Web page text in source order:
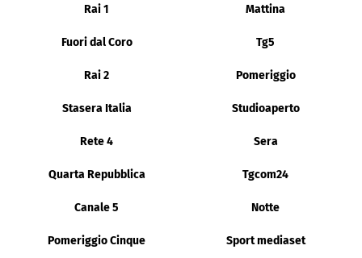
Rai 1 Mattina
Fuori dal Coro Tg5
Rai 2 Pomeriggio
Stasera Italia Studioaperto
Rete 4 Sera
Quarta Repubblica Tgcom24
Canale 5 Notte
Pomeriggio Cinque Sport mediaset